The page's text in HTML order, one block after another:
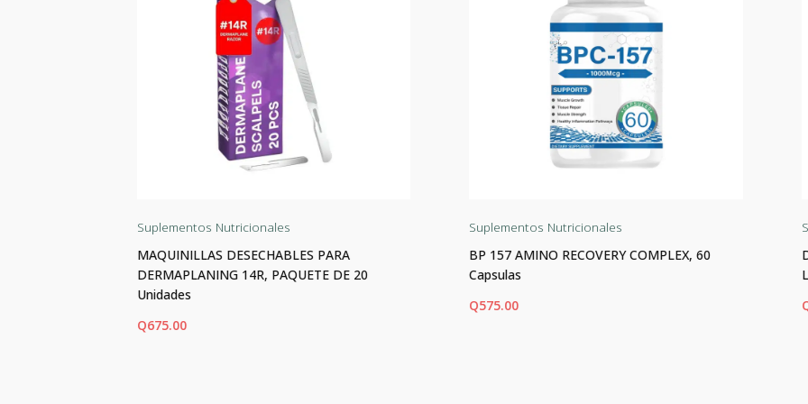
Suplementos Nutricionales
MAQUINILLAS DESECHABLES PARA
DERMAPLANING 14R, PAQUETE DE 20
Unidades
Q675.00
Suplementos Nutricionales
BP 157 AMINO RECOVERY COMPLEX, 60
Capsulas
Q575.00